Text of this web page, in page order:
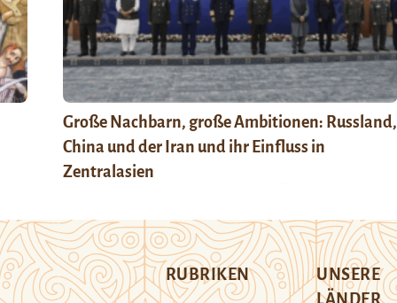
Große Nachbarn, große Ambitionen: Russland,
China und der Iran und ihr Einfluss in
Zentralasien
RUBRIKEN
UNSERE
LÄNDER